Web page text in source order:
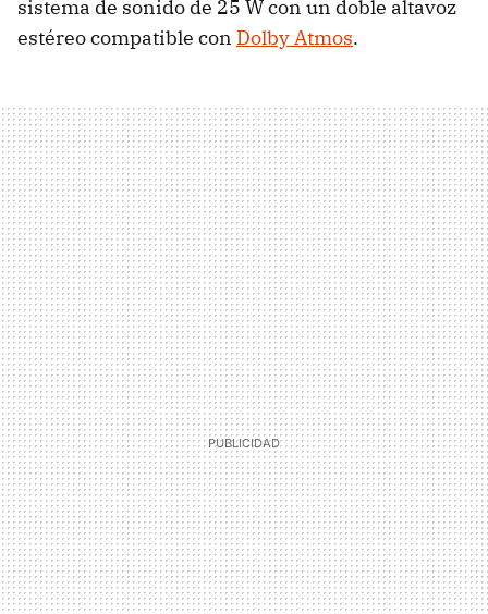
sistema de sonido de 25 W con un doble altavoz
estéreo compatible con Dolby Atmos.